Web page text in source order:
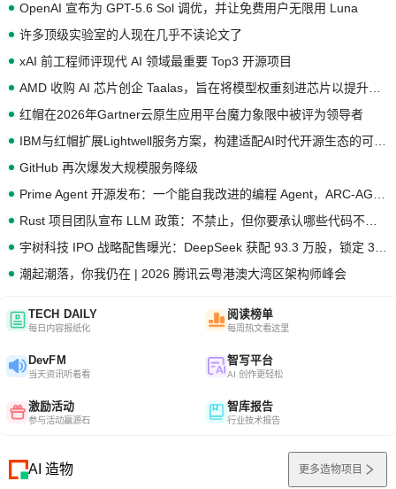
OpenAI 宣布为 GPT-5.6 Sol 调优，并让免费用户无限用 Luna
许多顶级实验室的人现在几乎不读论文了
xAI 前工程师评现代 AI 领域最重要 Top3 开源项目
红帽在2026年Gartner云原生应用平台魔力象限中被评为领导者
GitHub 再次爆发大规模服务降级
潮起潮落，你我仍在 | 2026 腾讯云粤港澳大湾区架构师峰会
TECH DAILY
每日内容报纸化
阅读榜单
每周热文看这里
DevFM
当天资讯听着看
智写平台
AI 创作更轻松
激励活动
参与活动赢源石
智库报告
行业技术报告
AI 造物 更多造物项目